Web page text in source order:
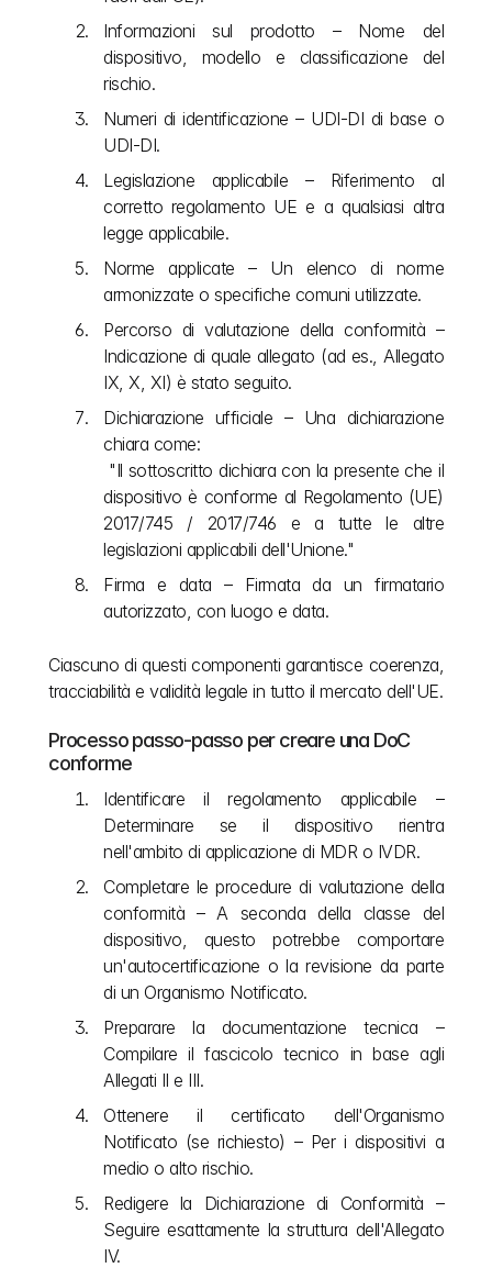
Informazioni sul prodotto – Nome del
dispositivo, modello e classificazione del
rischio.
Numeri di identificazione – UDI-DI di base o
UDI-DI.
Legislazione applicabile – Riferimento al
corretto regolamento UE e a qualsiasi altra
legge applicabile.
Norme applicate – Un elenco di norme
armonizzate o specifiche comuni utilizzate.
Percorso di valutazione della conformità –
Indicazione di quale allegato (ad es., Allegato
IX, X, XI) è stato seguito.
Dichiarazione ufficiale – Una dichiarazione
chiara come:
dispositivo è conforme al Regolamento (UE)
2017/745 / 2017/746 e a tutte le altre
legislazioni applicabili dell'Unione."
Firma e data – Firmata da un firmatario
autorizzato, con luogo e data.
Ciascuno di questi componenti garantisce coerenza,
tracciabilità e validità legale in tutto il mercato dell'UE.
Processo passo-passo per creare una DoC
conforme
Identificare il regolamento applicabile –
Determinare se il dispositivo rientra
nell'ambito di applicazione di MDR o IVDR.
Completare le procedure di valutazione della
conformità – A seconda della classe del
dispositivo, questo potrebbe comportare
un'autocertificazione o la revisione da parte
di un Organismo Notificato.
Preparare la documentazione tecnica –
Compilare il fascicolo tecnico in base agli
Allegati II e III.
Ottenere il certificato dell'Organismo
Notificato (se richiesto) – Per i dispositivi a
medio o alto rischio.
Redigere la Dichiarazione di Conformità –
Seguire esattamente la struttura dell'Allegato
IV.